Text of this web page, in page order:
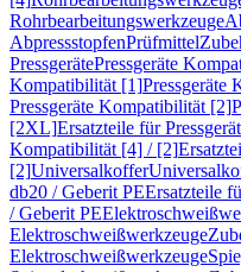
Rohrbearbeitungswerkzeuge
AbpressstopfenPrüfmittel
PressgerätePressgeräte
Kompatibilität [1]Pressgeräte
Pressgeräte Kompatibilität [2]
[2XL]Ersatzteile für
Kompatibilität [4] / [2]
[2]Universalkoffer
db20 / Geberit PEErsatzteile
/ Geberit PE
Elektroschweißwerkzeuge
Elektroschweißwerkzeuge